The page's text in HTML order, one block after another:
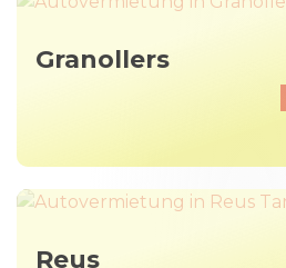
Granollers
Reus